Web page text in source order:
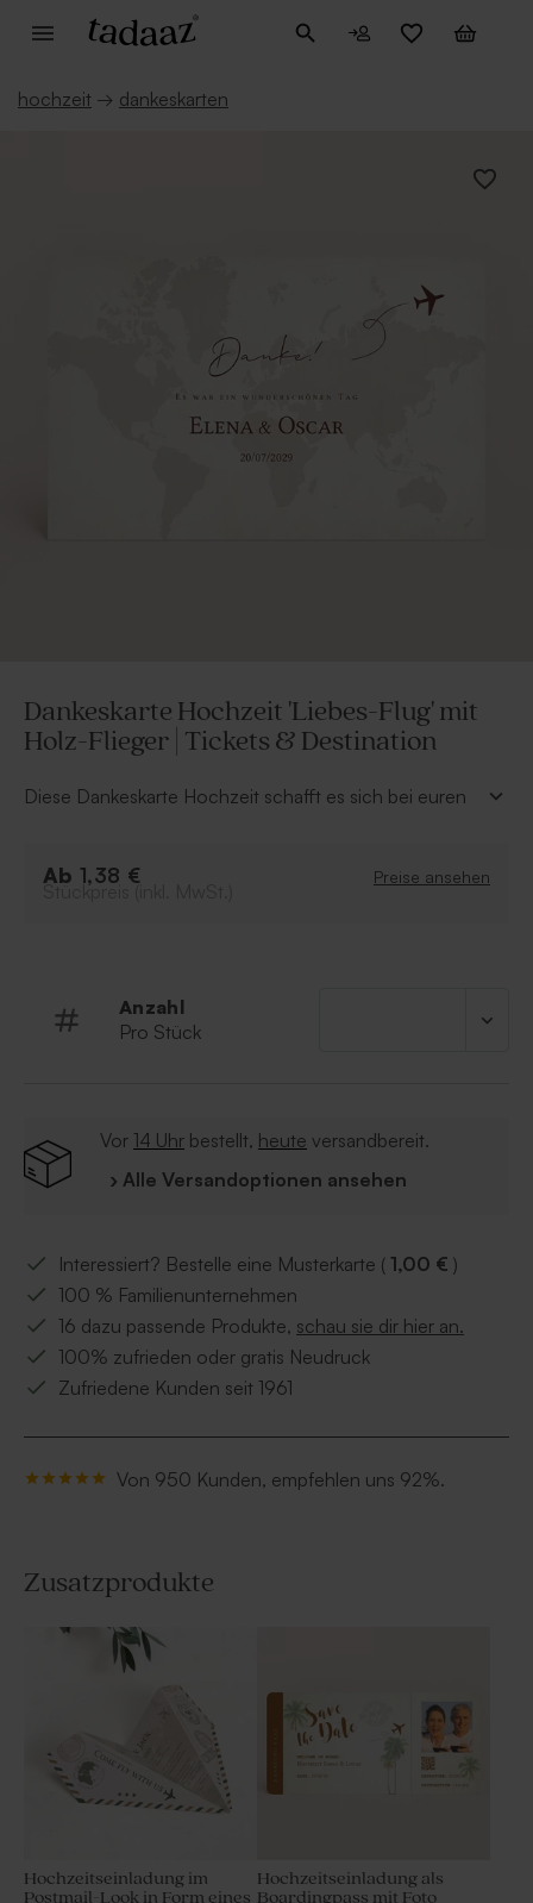
hochzeit → dankeskarten
Dankeskarte Hochzeit 'Liebes-Flug' mit
Holz-Flieger | Tickets & Destination
Diese Dankeskarte Hochzeit schafft es sich bei euren
Namen und Hochzeitsdatum in unserem Online-Editor
Ab 1,38 € Preise ansehen
Anzahl
Pro Stück
Vor 14 Uhr bestellt, heute versandbereit.
› Alle Versandoptionen ansehen
Interessiert? Bestelle eine Musterkarte ( 1,00 € )
100 % Familienunternehmen
16 dazu passende Produkte, schau sie dir hier an.
100% zufrieden oder gratis Neudruck
Zufriedene Kunden seit 1961
Von 950 Kunden, empfehlen uns 92%.
Zusatzprodukte
Hochzeitseinladung im
Postmail-Look in Form eines
Hochzeitseinladung als
Boardingpass mit Foto